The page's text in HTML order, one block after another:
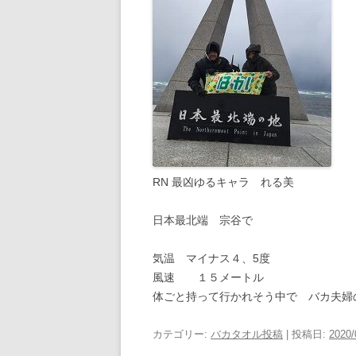
RN 最凶ゆるキャラ れる美
日本最北端 宗谷で
気温 マイナス４、5度
風速 １５メートル
体ごと持って行かれそう中で バカ夫婦
カテゴリー: バカタオル投稿 | 投稿日: